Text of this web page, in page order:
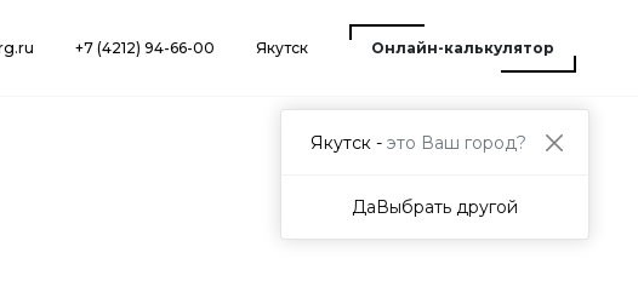
+7 (4212) 94-66-00 Якутск Онлайн-калькулятор
Якутск - это Ваш город?
ДаВыбрать другой